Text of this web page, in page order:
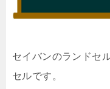
セイバンのランドセ
セルです。